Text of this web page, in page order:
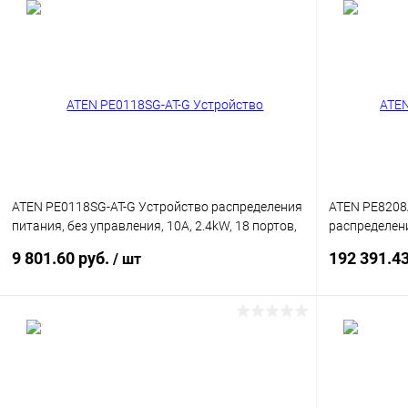
ATEN PE0118SG-AT-G Устройство распределения
питания, без управления, 10A, 2.4kW, 18 портов,
(18*C13;без шнуров)
9 801.60 руб. / шт
ATEN
192